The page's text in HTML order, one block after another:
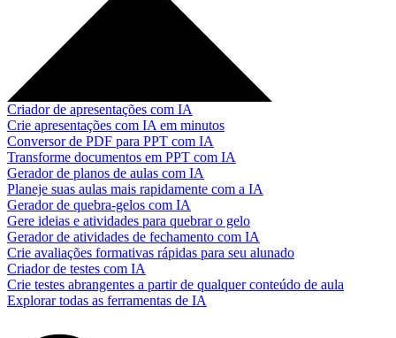
Criador de apresentações com IA
Crie apresentações com IA em minutos
Conversor de PDF para PPT com IA
Transforme documentos em PPT com IA
Gerador de planos de aulas com IA
Planeje suas aulas mais rapidamente com a IA
Gerador de quebra-gelos com IA
Gere ideias e atividades para quebrar o gelo
Gerador de atividades de fechamento com IA
Crie avaliações formativas rápidas para seu alunado
Criador de testes com IA
Crie testes abrangentes a partir de qualquer conteúdo de aula
Explorar todas as ferramentas de IA